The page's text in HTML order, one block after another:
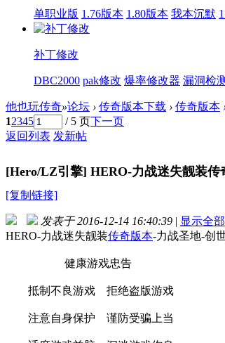
单职业版 1.76版本 1.80版本 我本沉默
补丁修改
DBC2000 pak修改 爆率修改器 漏洞检
他也玩传奇»论坛 › 传奇版本下载 › 传奇版本
12345 / 5 页下一页
返回列表 发新帖
[Hero/LZ引擎] HERO-力战迷失靓装
[复制链接]
发表于 2016-12-14 16:40:39 | 显示全
HERO-力战迷失靓装传奇版本-力战圣地-创
健康游戏忠告
抵制不良游戏 拒绝盗版游戏
注意自身保护 谨防受骗上当